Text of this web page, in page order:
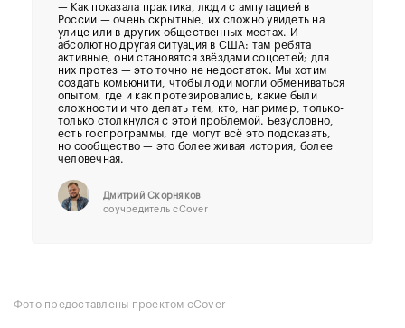
— Как показала практика, люди с ампутацией в
России — очень скрытные, их сложно увидеть на
улице или в других общественных местах. И
абсолютно другая ситуация в США: там ребята
активные, они становятся звёздами соцсетей; для
них протез — это точно не недостаток. Мы хотим
создать комьюнити, чтобы люди могли обмениваться
опытом, где и как протезировались, какие были
сложности и что делать тем, кто, например, только-
только столкнулся с этой проблемой. Безусловно,
есть госпрограммы, где могут всё это подсказать,
но сообщество — это более живая история, более
человечная.
Дмитрий Скорняков
соучредитель cCover
Фото предоставлены проектом cCover